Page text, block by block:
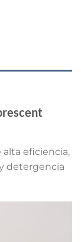
eficiencia,
detergencia